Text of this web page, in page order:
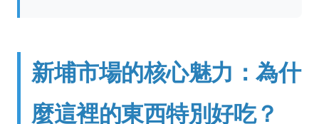
新埔市場的核心魅力：為什
麼這裡的東西特別好吃？